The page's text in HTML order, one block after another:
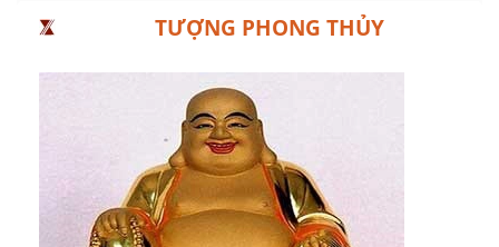
TƯỢNG PHONG THỦY